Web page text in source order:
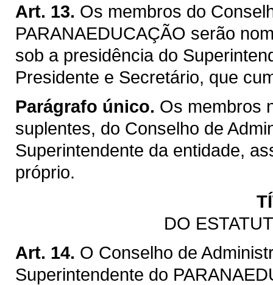
Art. 13. Os membros do
PARANAEDUCAÇÃO serão
sob a presidência do
Presidente e Secretário, que
Parágrafo único. Os membros
suplentes, do Conselho de
Superintendente da entidade,
próprio.
DO
Art. 14. O Conselho de
Superintendente do